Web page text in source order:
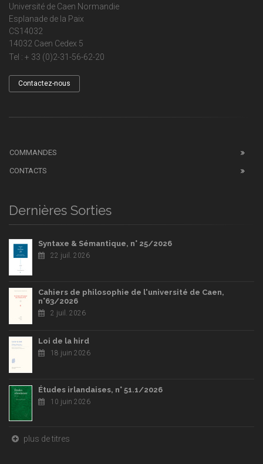
Université de Caen Normandie
Esplanade de la Paix
CS14032
14032 Caen Cedex 5
Tel : + 33 (0)2-31-56-62-20
Contactez-nous
COMMANDES
CONTACTS
Dernières Sorties
Syntaxe & Sémantique, n° 25/2026
22 juil. 2026
Cahiers de philosophie de l'université de Caen,
n°63/2026
2 juil. 2026
Loi de la hird
18 juin 2026
Études irlandaises, n° 51.1/2026
10 juin 2026
plus de titres